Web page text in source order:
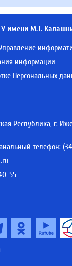
имени М.Т.
информации
Персональных
Республика, г.
телефон:
55